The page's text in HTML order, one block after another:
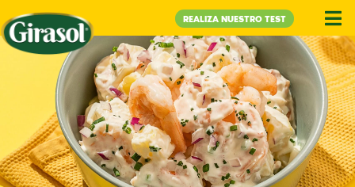
REALIZA NUESTRO TEST